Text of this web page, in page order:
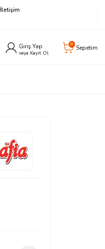
İletişim
Giriş Yap
veya Kayıt Ol
0 Sepetim